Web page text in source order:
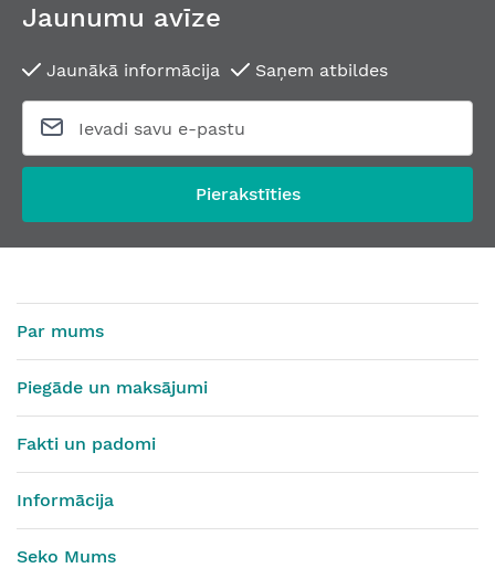
Jaunumu avīze
Jaunākā informācija Saņem atbildes
Pierakstīties
Par mums
Piegāde un maksājumi
Fakti un padomi
Informācija
Seko Mums